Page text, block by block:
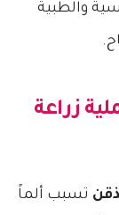
والطبية
زراعة
تسبب ألماً